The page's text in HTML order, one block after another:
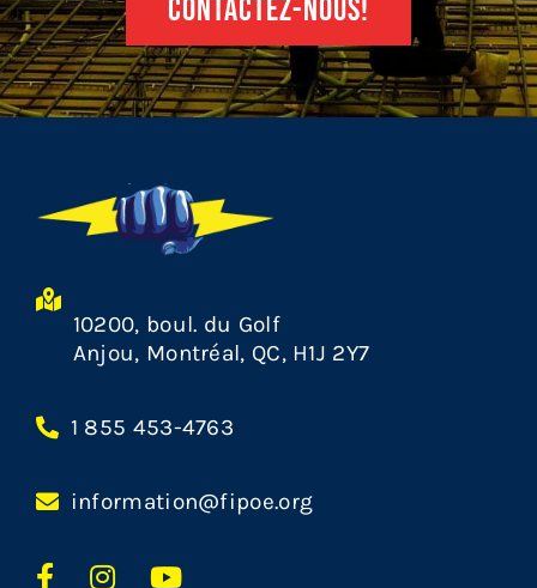
CONTACTEZ-NOUS!
10200, boul. du Golf
Anjou, Montréal, QC, H1J 2Y7
1 855 453-4763
information@fipoe.org